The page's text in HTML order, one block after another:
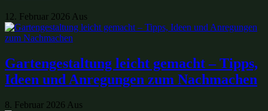
12. Februar 2026 Aus
Gartengestaltung leicht gemacht – Tipps,
Ideen und Anregungen zum Nachmachen
8. Februar 2026 Aus